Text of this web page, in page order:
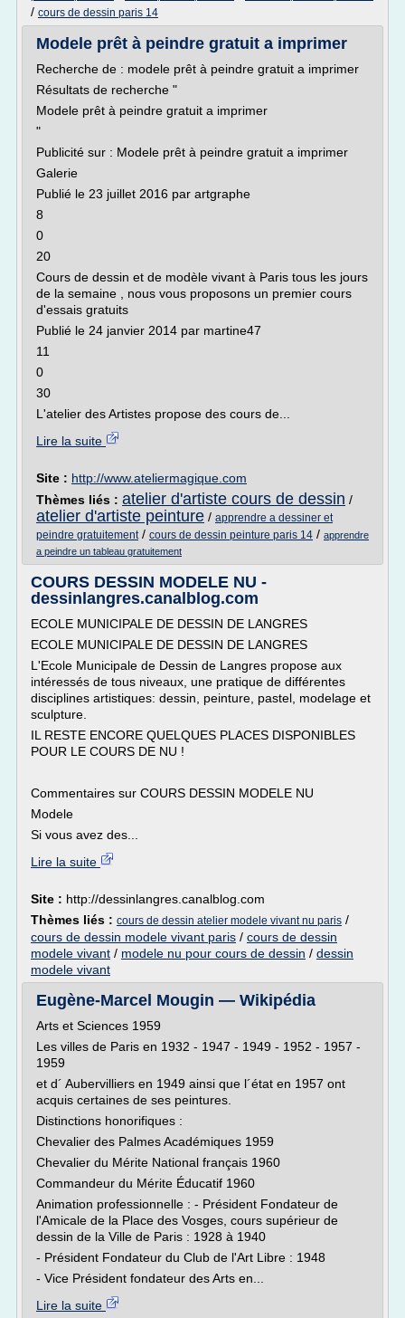
/ cours de dessin paris 14
Modele prêt à peindre gratuit a imprimer
Recherche de : modele prêt à peindre gratuit a imprimer
Résultats de recherche "
Modele prêt à peindre gratuit a imprimer
"
Publicité sur : Modele prêt à peindre gratuit a imprimer
Galerie
Publié le 23 juillet 2016 par artgraphe
8
0
20
Cours de dessin et de modèle vivant à Paris tous les jours
de la semaine , nous vous proposons un premier cours
d'essais gratuits
Publié le 24 janvier 2014 par martine47
11
0
30
L'atelier des Artistes propose des cours de...
Lire la suite
Site : http://www.ateliermagique.com
Thèmes liés : atelier d'artiste cours de dessin /
atelier d'artiste peinture / apprendre a dessiner et
peindre gratuitement/ cours de dessin peinture paris 14 / apprendre
a peindre un tableau gratuitement
COURS DESSIN MODELE NU -
dessinlangres.canalblog.com
ECOLE MUNICIPALE DE DESSIN DE LANGRES
ECOLE MUNICIPALE DE DESSIN DE LANGRES
L'Ecole Municipale de Dessin de Langres propose aux
intéressés de tous niveaux, une pratique de différentes
disciplines artistiques: dessin, peinture, pastel, modelage et
sculpture.
IL RESTE ENCORE QUELQUES PLACES DISPONIBLES
POUR LE COURS DE NU !
Commentaires sur COURS DESSIN MODELE NU
Modele
Si vous avez des...
Lire la suite
Site : http://dessinlangres.canalblog.com
Thèmes liés : cours de dessin atelier modele vivant nu paris /
cours de dessin modele vivant paris / cours de dessin
modele vivant / modele nu pour cours de dessin / dessin
modele vivant
Eugène-Marcel Mougin — Wikipédia
Arts et Sciences 1959
Les villes de Paris en 1932 - 1947 - 1949 - 1952 - 1957 -
1959
et d´ Aubervilliers en 1949 ainsi que l´état en 1957 ont
acquis certaines de ses peintures.
Distinctions honorifiques :
Chevalier des Palmes Académiques 1959
Chevalier du Mérite National français 1960
Commandeur du Mérite Éducatif 1960
Animation professionnelle : - Président Fondateur de
l'Amicale de la Place des Vosges, cours supérieur de
dessin de la Ville de Paris : 1928 à 1940
- Président Fondateur du Club de l'Art Libre : 1948
- Vice Président fondateur des Arts en...
Lire la suite